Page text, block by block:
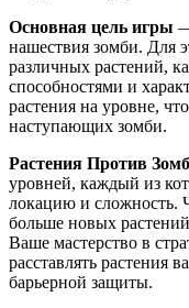
Основная цель игры
нашествия зомби. Для
различных растений,
способностями и
растения на уровне,
наступающих зомби.
Растения Против
уровней, каждый из
локацию и сложность.
больше новых
Ваше мастерство в
расставлять растения
барьерной защиты.